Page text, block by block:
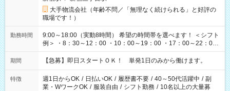
大手物流会社（年齢不問／「無理なく続けられる」と好評の
職場です！）
勤務時間
9:00～18:00（実動8時間） 希望の時間帯を選べます！ ＜シフト
例＞ ・8：30～12：00 ・10：00～19：00 ・17：00～22：00
・13：00～22：00 ・22：00～翌6：00 など
期間 【急募】即日スタートＯＫ！ 単発1日のみから働けます。
特徴 週1日からOK / 日払いOK / 履歴書不要 / 40～50代活躍中 / 副
業・WワークOK / 服装自由 / シフト勤務 / 10名以上の大量募